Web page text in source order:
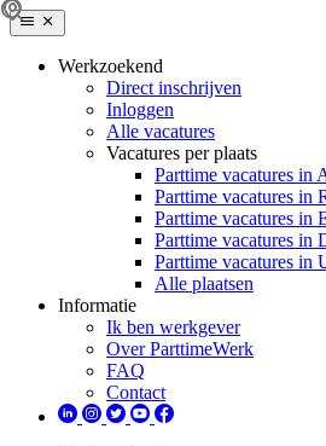
Werkzoekend
Direct inschrijven
Inloggen
Alle vacatures
Vacatures per plaats
Parttime vacatures in
Parttime vacatures in
Parttime vacatures in
Parttime vacatures in
Parttime vacatures in
Alle plaatsen
Informatie
Ik ben werkgever
Over ParttimeWerk
FAQ
Contact